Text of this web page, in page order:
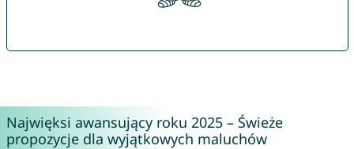
Najwięksi awansujący roku 2025 – Świeże
propozycje dla wyjątkowych maluchów